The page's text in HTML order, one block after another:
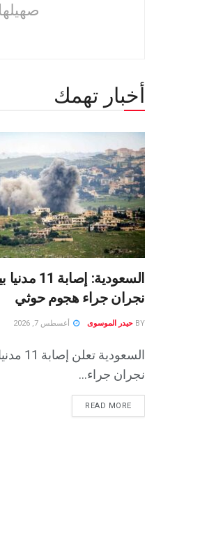
أخبار تهمك
السعودية:
نجران جراء هجوم حوثي
BY حيدر الموسوى أغسطس 7, 2026
نجران جراء...
READ MORE